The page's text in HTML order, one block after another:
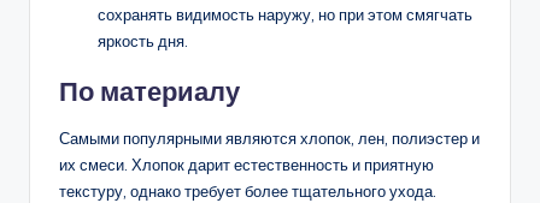
сохранять видимость наружу, но при этом смягчать
яркость дня.
По материалу
Самыми популярными являются хлопок, лен, полиэстер и
их смеси. Хлопок дарит естественность и приятную
текстуру, однако требует более тщательного ухода.